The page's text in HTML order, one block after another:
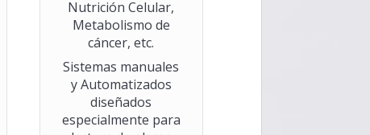
Nutrición Celular,
Metabolismo de
cáncer, etc.
Sistemas manuales
y Automatizados
diseñados
especialmente para